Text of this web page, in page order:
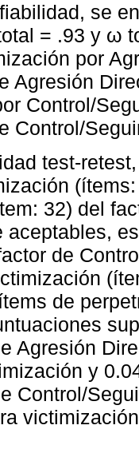
se
= .93 y ω
por
Agresión
Control/
Control/
test-
32) del
aceptables,
de
de
Agresión
y
Control/